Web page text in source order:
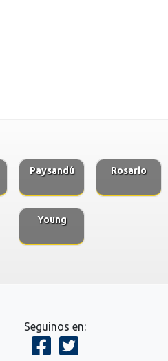
Paysandú Rosario
Young
Seguinos en: